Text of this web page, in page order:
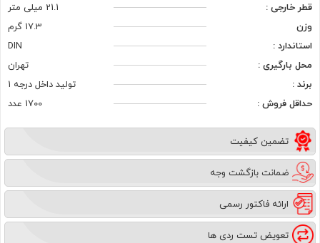
قطر خارجی :
21.1 میلی متر
وزن
17.3 گرم
استاندارد :
DIN
محل بارگیری :
تهران
برند :
تولید داخل درجه 1
حداقل فروش :
1700 عدد
تضمین کیفیت
ضمانت بازگشت وجه
ارائه فاکتور رسمی
تعویض تست ردی ها